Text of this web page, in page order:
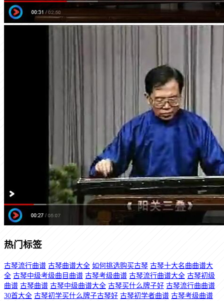
热门标签
古琴流行曲谱 古琴曲谱大全 如何挑选购买古琴 古琴十大名曲曲谱大
全 古琴中级考级曲目曲谱 古琴考级曲谱 古琴流行曲谱大全 古琴初级
曲谱 古琴曲谱 古琴中级曲谱大全 古琴买什么牌子好 古琴流行曲曲谱
30首大全 古琴初学买什么牌子古琴好 古琴初学者曲谱 古琴考级曲谱